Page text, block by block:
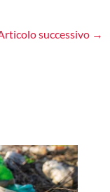
successivo →